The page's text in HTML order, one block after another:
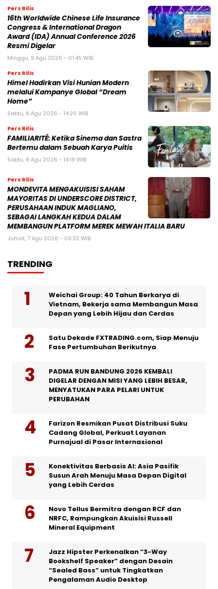
Pers Rilis
16th Worldwide Chinese Life Insurance
Congress & International Dragon
Award (IDA) Annual Conference 2026
Resmi Digelar
Minggu, 9 Agu 2026 - 01:45 WIB
Pers Rilis
Himel Hadirkan Visi Hunian Modern
melalui Kampanye Global “Dream
Home”
Sabtu, 8 Agu 2026 - 14:26 WIB
Pers Rilis
FAMILIARITÉ: Ketika Sinema dan Sastra
Bertemu dalam Sebuah Karya Puitis
Sabtu, 8 Agu 2026 - 14:19 WIB
Pers Rilis
MONDEVITA MENGAKUISISI SAHAM
MAYORITAS DI UNDERSCORE DISTRICT,
PERUSAHAAN INDUK MAGLIANO,
SEBAGAI LANGKAH KEDUA DALAM
MEMBANGUN PLATFORM MEREK MEWAH ITALIA BARU
Jumat, 7 Agu 2026 - 09:32 WIB
TRENDING
Weichai Group: 40 Tahun Berkarya di
Vietnam, Bekerja sama Membangun Masa
Depan yang Lebih Hijau dan Cerdas
Satu Dekade FXTRADING.com, Siap Menuju
Fase Pertumbuhan Berikutnya
PADMA RUN BANDUNG 2026 KEMBALI
DIGELAR DENGAN MISI YANG LEBIH BESAR,
MENYATUKAN PARA PELARI UNTUK
PERUBAHAN
Farizon Resmikan Pusat Distribusi Suku
Cadang Global, Perkuat Layanan
Purnajual di Pasar Internasional
Konektivitas Berbasis AI: Asia Pasifik
Susun Arah Menuju Masa Depan Digital
yang Lebih Cerdas
Novo Tellus Bermitra dengan RCF dan
NRFC, Rampungkan Akuisisi Russell
Mineral Equipment
Jazz Hipster Perkenalkan “3-Way
Bookshelf Speaker” dengan Desain
“Sealed Bass” untuk Tingkatkan
Pengalaman Audio Desktop